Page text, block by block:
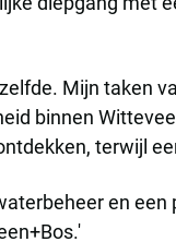
Mijn taken
binnen
terwijl
en